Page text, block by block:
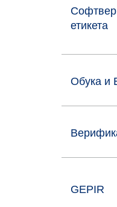
Софтвер
етикета
Обука и
GEPIR